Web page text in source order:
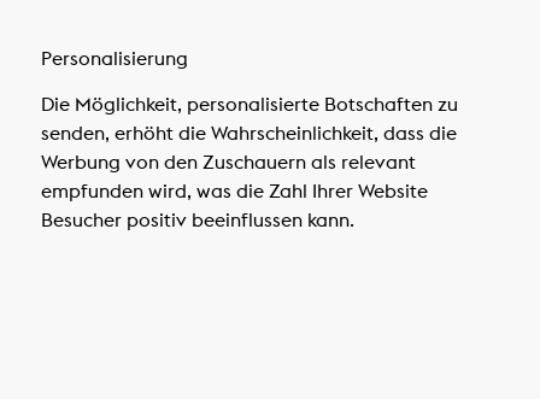
Personalisierung
Die Möglichkeit, personalisierte Botschaften zu
senden, erhöht die Wahrscheinlichkeit, dass die
Werbung von den Zuschauern als relevant
empfunden wird, was die Zahl Ihrer Website
Besucher positiv beeinflussen kann.